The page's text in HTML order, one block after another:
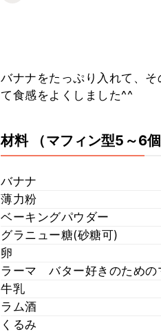
バナナをたっぷり入れて、
て食感をよくしました^^
材料 （マフィン型5～6個
バナナ
薄力粉
ベーキングパウダー
グラニュー糖(砂糖可)
卵
ラーマ バター好きのための
牛乳
ラム酒
くるみ